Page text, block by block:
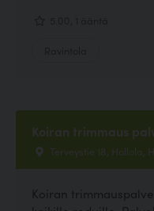
Koiran trimmaus
Terveystie 18, Hollola,
Koiran